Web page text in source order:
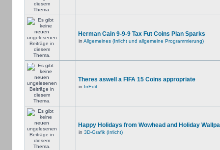
Herman Cain 9-9-9 Tax Fut Coins Plan Sparks
in Allgemeines (Irrlicht und allgemeine Programmierung)
Theres aswell a FIFA 15 Coins appropriate
in IrrEdit
Happy Holidays from Wowhead and Holiday
in 3D-Grafik (Irrlicht)